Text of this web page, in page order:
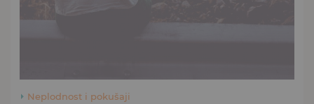
Neplodnost i pokušaji